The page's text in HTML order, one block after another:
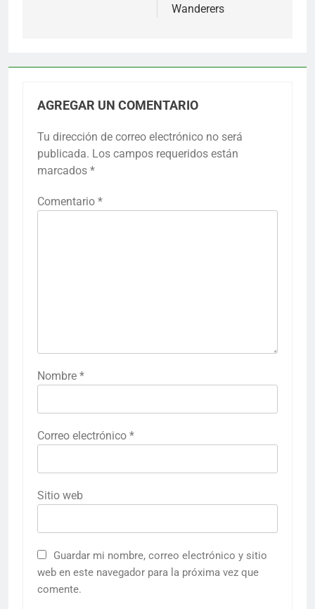
Wanderers
AGREGAR UN COMENTARIO
Tu dirección de correo electrónico no será
publicada. Los campos requeridos están
marcados *
Comentario *
Nombre *
Correo electrónico *
Sitio web
Guardar mi nombre, correo electrónico y sitio
web en este navegador para la próxima vez que
comente.